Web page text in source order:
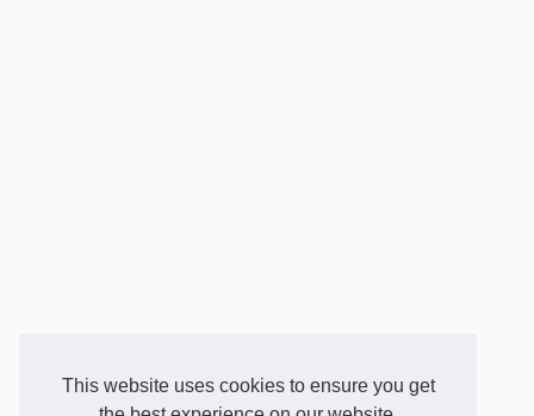
This website uses cookies to ensure you get